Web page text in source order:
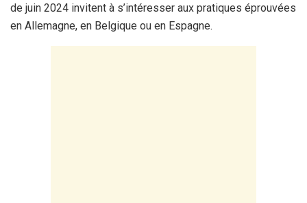
de juin 2024 invitent à s’intéresser aux pratiques éprouvées
en Allemagne, en Belgique ou en Espagne.